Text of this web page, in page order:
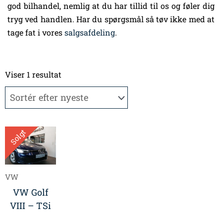
god bilhandel, nemlig at du har tillid til os og føler dig
tryg ved handlen. Har du spørgsmål så tøv ikke med at
tage fat i voressalgsafdeling.
Viser 1 resultat
Solgt
VW
VW Golf
VIII – TSi